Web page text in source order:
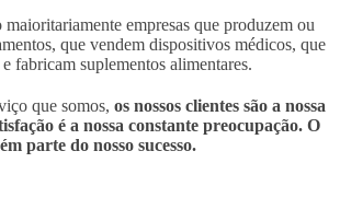
maioritariamente empresas que produzem ou
que vendem dispositivos médicos, que
fabricam suplementos alimentares.
que somos, os nossos clientes são a nossa
é a nossa constante preocupação. O
parte do nosso sucesso.